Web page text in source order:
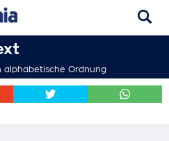
alphabetische Ordnung